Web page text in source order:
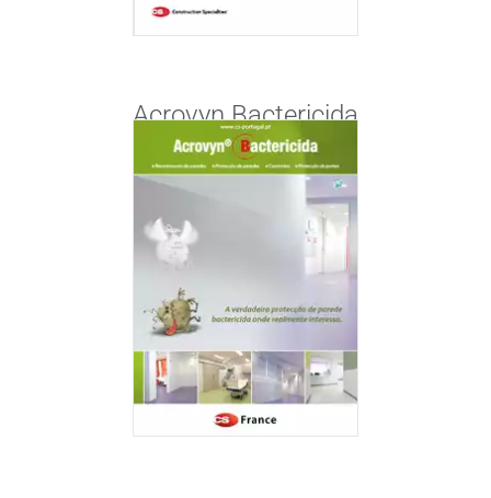
Acrovyn Bactericida